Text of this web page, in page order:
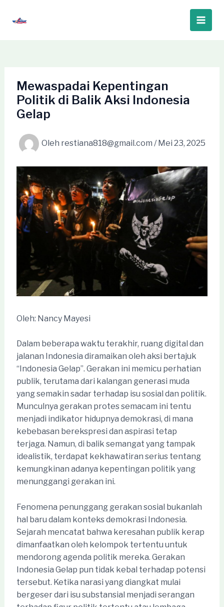
Main
Mewaspadai Kepentingan
Politik di Balik Aksi Indonesia
Gelap
Oleh restiana818@gmail.com / Mei 23, 2025
Oleh: Nancy Mayesi
Dalam beberapa waktu terakhir, ruang digital dan
jalanan Indonesia diramaikan oleh aksi bertajuk
“Indonesia Gelap”. Gerakan ini memicu perhatian
publik, terutama dari kalangan generasi muda
yang semakin sadar terhadap isu sosial dan politik.
Munculnya gerakan protes semacam ini tentu
menjadi indikator hidupnya demokrasi, di mana
kebebasan berekspresi dan aspirasi tetap
terjaga. Namun, di balik semangat yang tampak
idealistik, terdapat kekhawatiran serius tentang
kemungkinan adanya kepentingan politik yang
menunggangi gerakan ini.
Fenomena penunggang gerakan sosial bukanlah
hal baru dalam konteks demokrasi Indonesia.
Sejarah mencatat bahwa keresahan publik kerap
dimanfaatkan oleh kelompok tertentu untuk
mendorong agenda politik mereka. Gerakan
Indonesia Gelap pun tidak kebal terhadap potensi
tersebut. Ketika narasi yang diangkat mulai
bergeser dari isu substansial menjadi serangan